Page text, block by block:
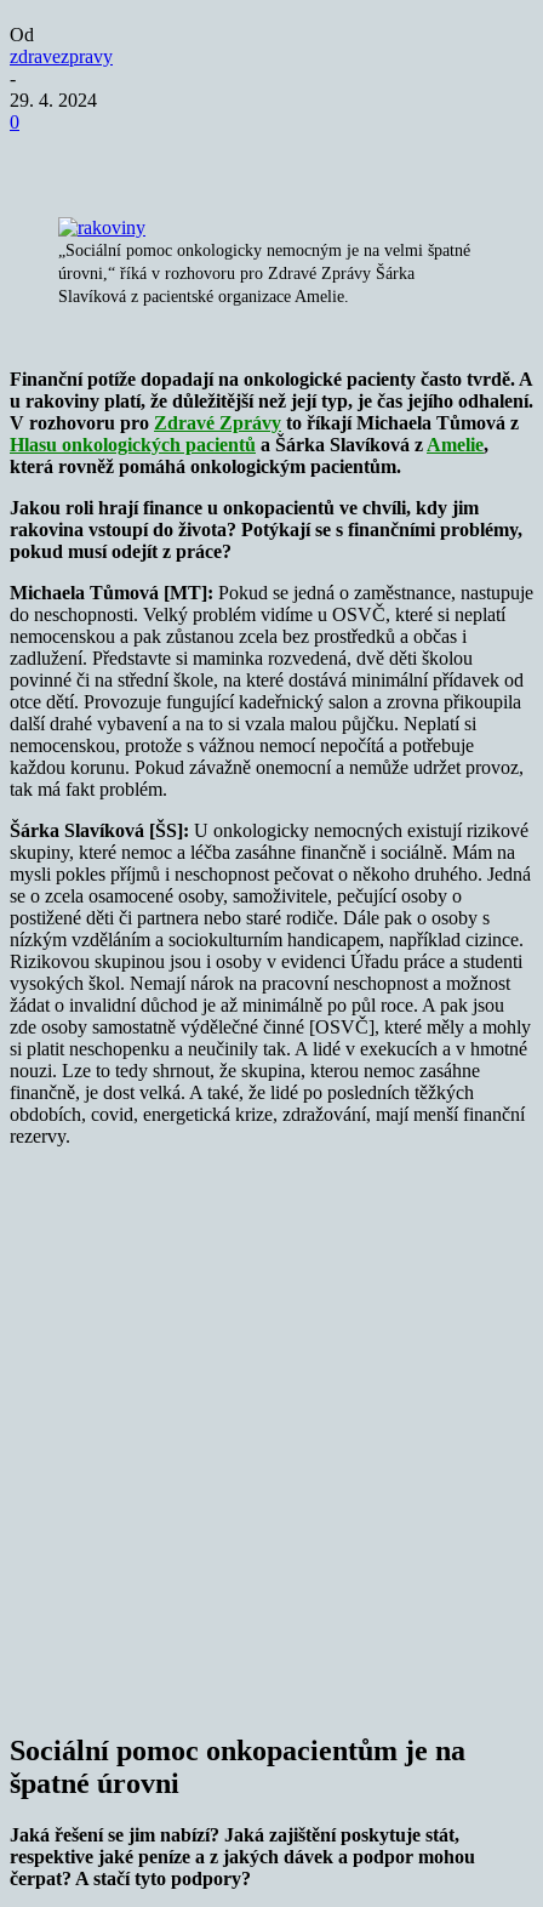
Od
zdravezpravy
-
29. 4. 2024
0
„Sociální pomoc onkologicky nemocným je na velmi špatné
úrovni,“ říká v rozhovoru pro Zdravé Zprávy Šárka
Slavíková z pacientské organizace Amelie.
Finanční potíže dopadají na onkologické pacienty často tvrdě. A
u rakoviny platí, že důležitější než její typ, je čas jejího odhalení.
V rozhovoru pro Zdravé Zprávy to říkají Michaela Tůmová z
Hlasu onkologických pacientů a Šárka Slavíková z Amelie,
která rovněž pomáhá onkologickým pacientům.
Jakou roli hrají finance u onkopacientů ve chvíli, kdy jim
rakovina vstoupí do života? Potýkají se s finančními problémy,
pokud musí odejít z práce?
Michaela Tůmová [MT]: Pokud se jedná o zaměstnance, nastupuje
do neschopnosti. Velký problém vidíme u OSVČ, které si neplatí
nemocenskou a pak zůstanou zcela bez prostředků a občas i
zadlužení. Představte si maminka rozvedená, dvě děti školou
povinné či na střední škole, na které dostává minimální přídavek od
otce dětí. Provozuje fungující kadeřnický salon a zrovna přikoupila
další drahé vybavení a na to si vzala malou půjčku. Neplatí si
nemocenskou, protože s vážnou nemocí nepočítá a potřebuje
každou korunu. Pokud závažně onemocní a nemůže udržet provoz,
tak má fakt problém.
Šárka Slavíková [ŠS]: U onkologicky nemocných existují rizikové
skupiny, které nemoc a léčba zasáhne finančně i sociálně. Mám na
mysli pokles příjmů i neschopnost pečovat o někoho druhého. Jedná
se o zcela osamocené osoby, samoživitele, pečující osoby o
postižené děti či partnera nebo staré rodiče. Dále pak o osoby s
nízkým vzděláním a sociokulturním handicapem, například cizince.
Rizikovou skupinou jsou i osoby v evidenci Úřadu práce a studenti
vysokých škol. Nemají nárok na pracovní neschopnost a možnost
žádat o invalidní důchod je až minimálně po půl roce. A pak jsou
zde osoby samostatně výdělečné činné [OSVČ], které měly a mohly
si platit neschopenku a neučinily tak. A lidé v exekucích a v hmotné
nouzi. Lze to tedy shrnout, že skupina, kterou nemoc zasáhne
finančně, je dost velká. A také, že lidé po posledních těžkých
obdobích, covid, energetická krize, zdražování, mají menší finanční
rezervy.
Sociální pomoc onkopacientům je na
špatné úrovni
Jaká řešení se jim nabízí? Jaká zajištění poskytuje stát,
respektive jaké peníze a z jakých dávek a podpor mohou
čerpat? A stačí tyto podpory?